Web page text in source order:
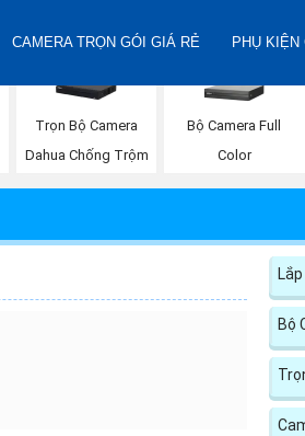
CAMERA TRỌN GÓI GIÁ RẺ PHỤ KIỆN
Trọn Bộ Camera
Dahua Chống Trộm
Bộ Camera Full
Color
Bộ